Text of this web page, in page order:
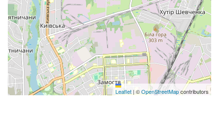
Leaflet | ©OpenStreetMapcontributors